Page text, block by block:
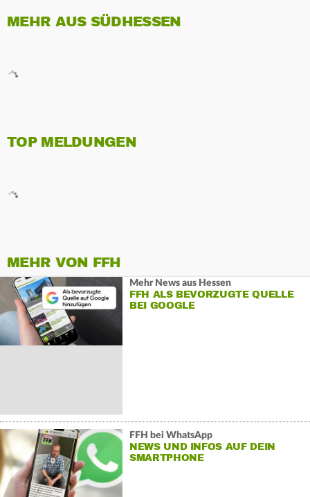
MEHR AUS SÜDHESSEN
TOP MELDUNGEN
MEHR VON FFH
Mehr News aus Hessen
FFH ALS BEVORZUGTE QUELLE
BEI GOOGLE
FFH bei WhatsApp
NEWS UND INFOS AUF DEIN
SMARTPHONE